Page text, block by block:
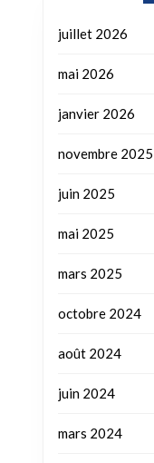
juillet 2026
mai 2026
janvier 2026
novembre 2025
juin 2025
mai 2025
mars 2025
octobre 2024
août 2024
juin 2024
mars 2024